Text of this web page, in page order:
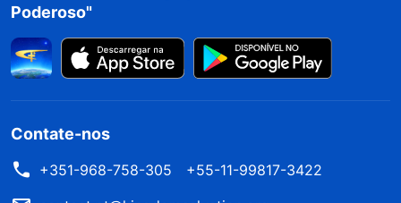
Poderoso"
Contate-nos
+351-968-758-305
+55-11-99817-3422